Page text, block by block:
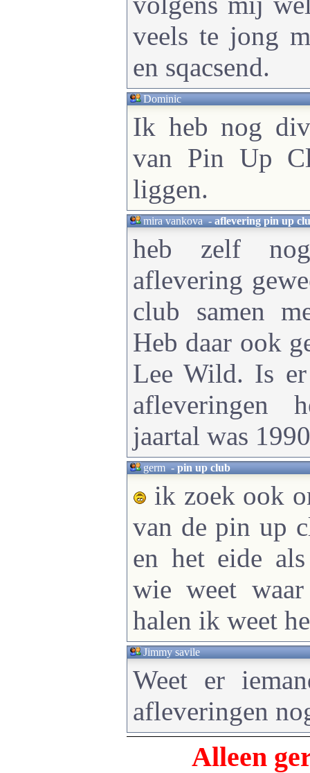
veels te jong
en sqacsend.
Dominic
Ik heb nog
van Pin Up
liggen.
mira vankova-aflevering pin up
heb zelf
aflevering
club samen
Heb daar ook
Lee Wild. Is
afleveringen
jaartal was 1990
germ-pin up club
ik zoek ook
van de pin up
en het eide
wie weet
halen ik weet
Jimmy savile
Weet er
afleveringen
Alleen